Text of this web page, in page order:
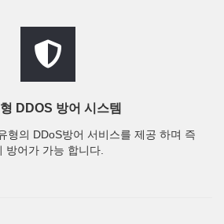
DDOS 방어 시스템
형의 DDoS방어 서비스를 제공 하며 즉
방어가 가능 합니다.